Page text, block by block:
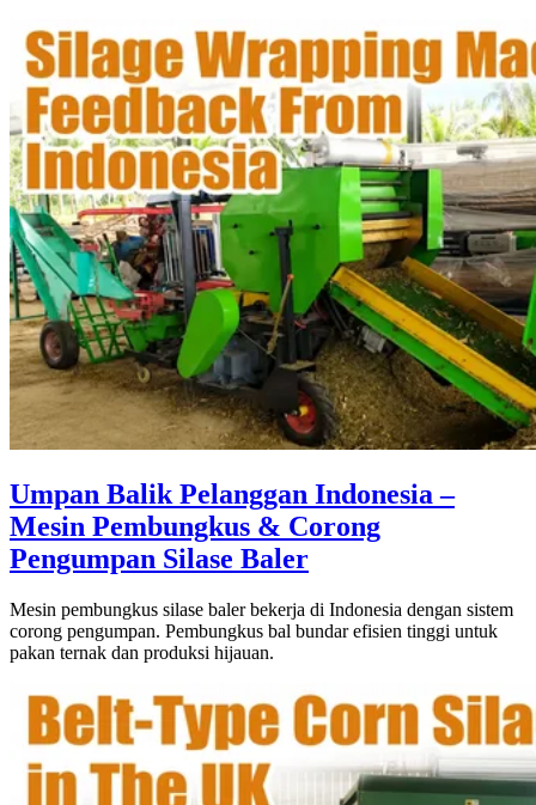
Umpan Balik Pelanggan Indonesia –
Mesin Pembungkus & Corong
Pengumpan Silase Baler
Mesin pembungkus silase baler bekerja di Indonesia dengan sistem
corong pengumpan. Pembungkus bal bundar efisien tinggi untuk
pakan ternak dan produksi hijauan.